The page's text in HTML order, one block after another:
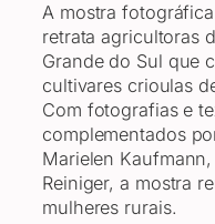
A mostra fotográfica
retrata agricultoras
Grande do Sul que
cultivares crioulas
Com fotografias e
complementados
Marielen
Reiniger, a mostra
mulheres rurais.